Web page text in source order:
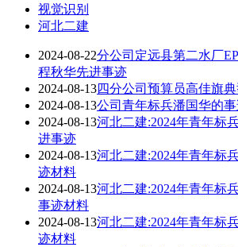
视觉识别
河北二建
2024-08-22分公司定远县第二水厂
程秋华先进事迹
2024-08-13四分公司预算员高佳旗
2024-08-13公司青年标兵潘国华的
2024-08-13河北二建:2024年青年标
进事迹
2024-08-13河北二建:2024年青年标
迹材料
2024-08-13河北二建:2024年青年标
事迹材料
2024-08-13河北二建:2024年青年标
迹材料